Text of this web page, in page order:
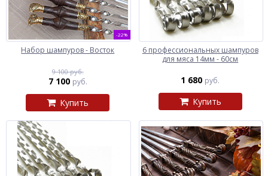
-22%
Набор шампуров - Восток
9 100 руб.
7 100 руб.
Купить
6 профессиональных шампуров
для мяса 14мм - 60см
1 680 руб.
Купить